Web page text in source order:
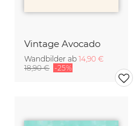
Vintage Avocado
Wandbilder ab 14,90 €
18,90 € -25%